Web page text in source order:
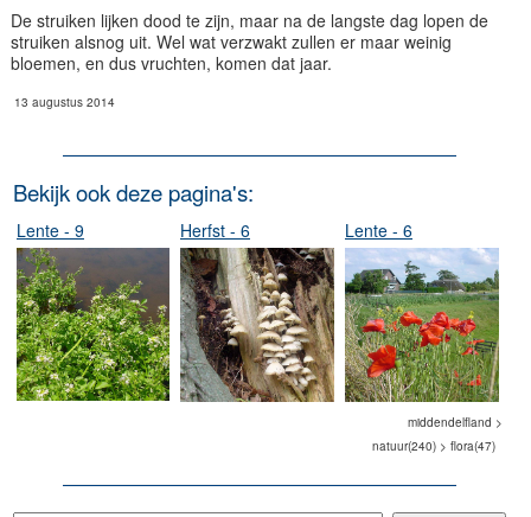
De struiken lijken dood te zijn, maar na de langste dag lopen de
struiken alsnog uit. Wel wat verzwakt zullen er maar weinig
bloemen, en dus vruchten, komen dat jaar.
13 augustus 2014
Bekijk ook deze pagina's:
Lente - 9 Herfst - 6 Lente - 6
middendelfland >
natuur(240) > flora(47)